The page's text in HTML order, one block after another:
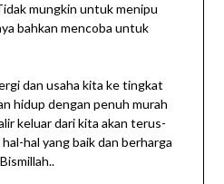
mungkin untuk menipu
bahkan mencoba untuk
dan usaha kita ke tingkat
hidup dengan penuh murah
keluar dari kita akan terus-
hal yang baik dan berharga